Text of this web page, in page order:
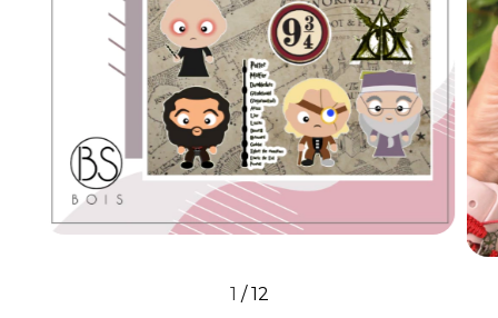
1 /12